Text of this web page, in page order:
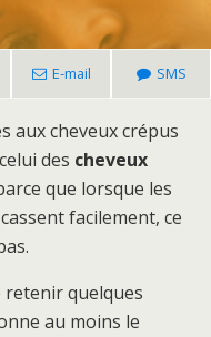
E-mail SMS
aux cheveux crépus
des cheveux
que lorsque les
facilement, ce
retenir quelques
au moins le